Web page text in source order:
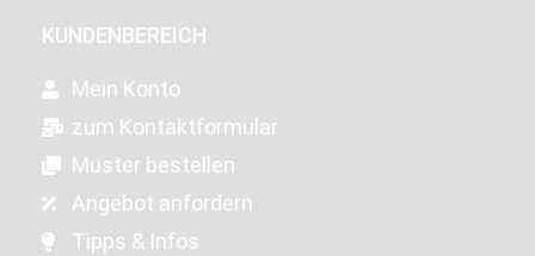
KUNDENBEREICH
Mein Konto
zum Kontaktformular
Muster bestellen
Angebot anfordern
Tipps & Infos